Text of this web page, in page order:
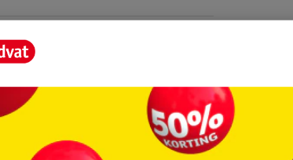
Het stearinezuur kalmeert en kalmeert